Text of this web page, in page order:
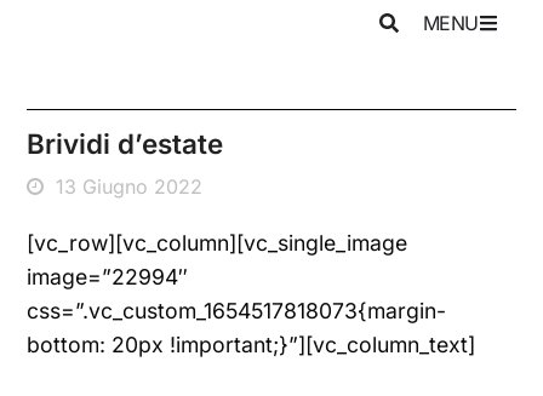
MENU
Brividi d’estate
13 Giugno 2022
[vc_row][vc_column][vc_single_image
image=”22994″
css=”.vc_custom_1654517818073{margin-
bottom: 20px !important;}”][vc_column_text]